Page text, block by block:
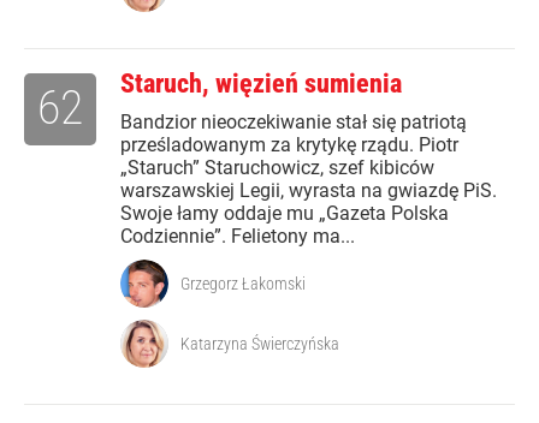
Staruch, więzień sumienia
Bandzior nieoczekiwanie stał się patriotą
prześladowanym za krytykę rządu. Piotr
„Staruch” Staruchowicz, szef kibiców
warszawskiej Legii, wyrasta na gwiazdę PiS.
Swoje łamy oddaje mu „Gazeta Polska
Codziennie”. Felietony ma...
62
Grzegorz Łakomski
Katarzyna Świerczyńska